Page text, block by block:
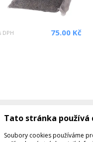
DPH 75.00 Kč
Kontakty
Kontaktujte
Tato stránka používá
Soubory cookies používáme